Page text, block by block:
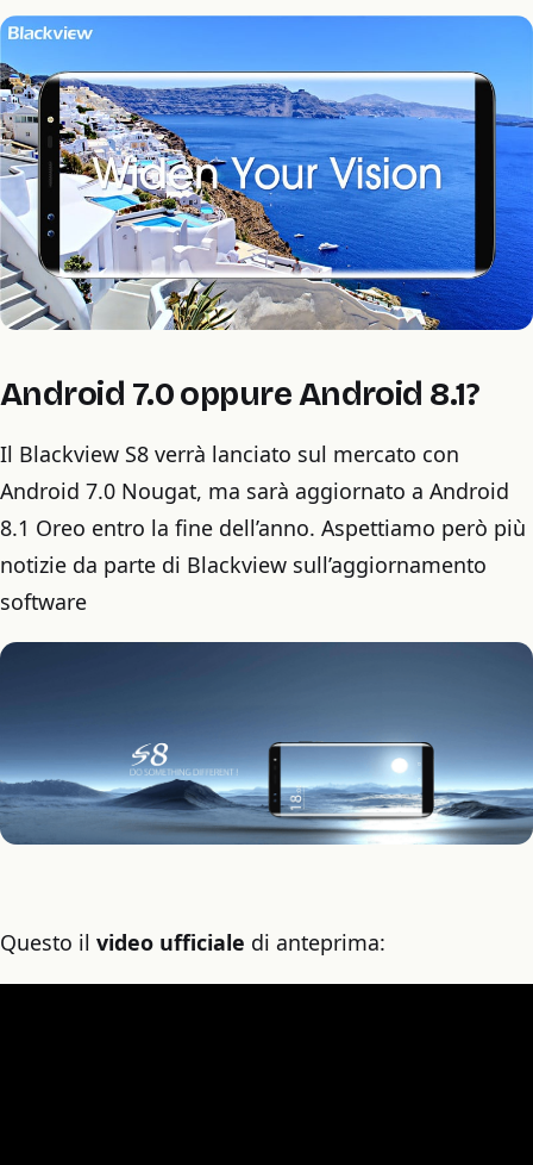
Android 7.0 oppure Android 8.1?
Il Blackview S8 verrà lanciato sul mercato con
Android 7.0 Nougat, ma sarà aggiornato a Android
8.1 Oreo entro la fine dell’anno. Aspettiamo però più
notizie da parte di Blackview sull’aggiornamento
software
Questo il video ufficiale di anteprima: